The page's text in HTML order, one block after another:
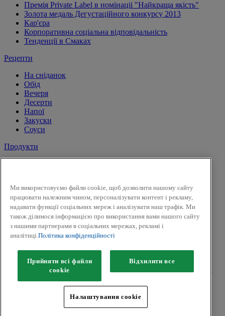
Премія Private Label в номінаціі "Найкраща якість"
Золота медаль Дегустаційного конкурсу 2013
Кар'єра
Корпоративна соціальна відповідальність
Тенденції в Смаках
Рецепти
На сніданок
Обід
Вечеря
Десерти
Напої
Закуски
Соуси
Продукти
Суміші трав
До солодких страв і напоїв
Смак Вогню
Приправи для засолки та маринування
Гірчиця
Twitter
право © 2026 Kamis (McCormick & Company, Inc).
Всі права захищені.
Політика конфіденційності
Положення та умови
Ми використовуємо файли cookie, щоб дозволити нашому сайту
працювати належним чином, персоналізувати контент і рекламу,
надавати функції соціальних мереж і аналізувати наш трафік. Ми
також ділимося інформацією про використання вами нашого сайту
з нашими партнерами в соціальних мережах, рекламі і
аналітиці. Політика конфіденційності
Прийняти всі файли
сookie
Відхилити все
Налаштування cookie